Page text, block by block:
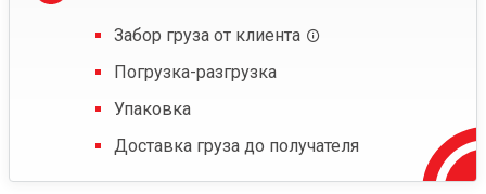
Забор груза от клиента
Погрузка-разгрузка
Упаковка
Доставка груза до получателя